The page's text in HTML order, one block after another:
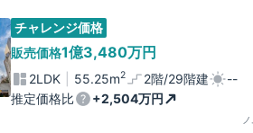
チャレンジ価格
販売価格1億3,480万円
2LDK 55.25m2 2階/29階建
--
推定価格比
+2,504万円